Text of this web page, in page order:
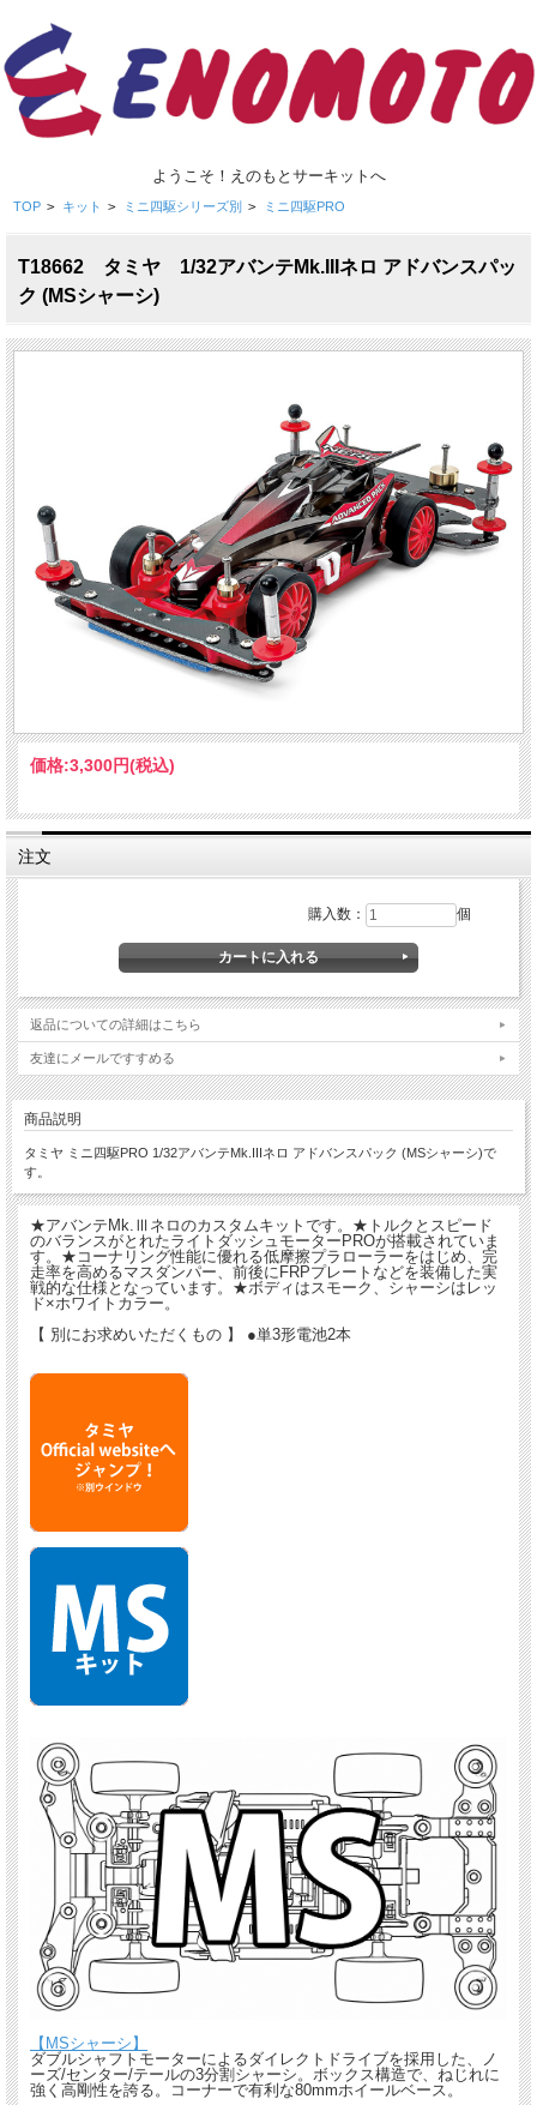
ようこそ！えのもとサーキットへ
TOP > キット > ミニ四駆シリーズ別 > ミニ四駆PRO
T18662 タミヤ 1/32アバンテMk.IIIネロ アドバンスパッ
ク (MSシャーシ)
価格:3,300円(税込)
注文
購入数： 個
返品についての詳細はこちら
友達にメールですすめる
商品説明
タミヤ ミニ四駆PRO 1/32アバンテMk.IIIネロ アドバンスパック (MSシャーシ)で
す。
★アバンテMk.Ⅲネロのカスタムキットです。★トルクとスピード
のバランスがとれたライトダッシュモーターPROが搭載されていま
す。★コーナリング性能に優れる低摩擦プラローラーをはじめ、完
走率を高めるマスダンパー、前後にFRPプレートなどを装備した実
戦的な仕様となっています。★ボディはスモーク、シャーシはレッ
ド×ホワイトカラー。
【 別にお求めいただくもの 】 ●単3形電池2本
【MSシャーシ】
ダブルシャフトモーターによるダイレクトドライブを採用した、ノ
ーズ/センター/テールの3分割シャーシ。ボックス構造で、ねじれに
強く高剛性を誇る。コーナーで有利な80mmホイールベース。